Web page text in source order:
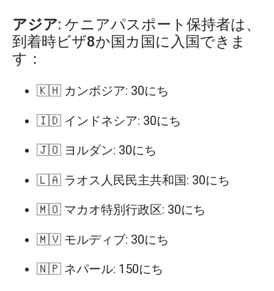
アジア: ケニアパスポート保持者は、
到着時ビザ8か国カ国に入国できま
す：
🇰🇭 カンボジア: 30にち
🇮🇩 インドネシア: 30にち
🇯🇴 ヨルダン: 30にち
🇱🇦 ラオス人民民主共和国: 30にち
🇲🇴 マカオ特別行政区: 30にち
🇲🇻 モルディブ: 30にち
🇳🇵 ネパール: 150にち